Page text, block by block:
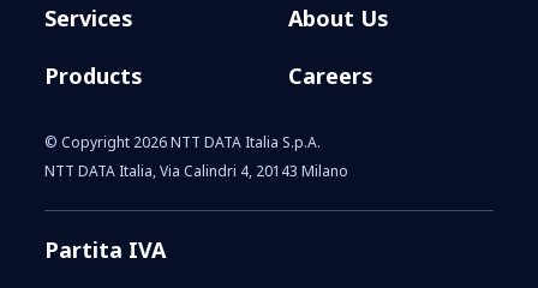
Services
Products
About Us
Careers
© Copyright 2026 NTT DATA Italia S.p.A.
NTT DATA Italia, Via Calindri 4, 20143 Milano
Partita IVA